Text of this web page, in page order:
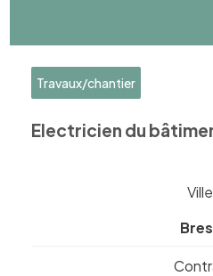
Travaux/chantier
Electricien du
Ville